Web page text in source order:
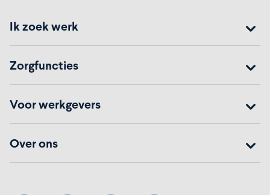
Ik zoek werk
Zorgfuncties
Voor werkgevers
Over ons